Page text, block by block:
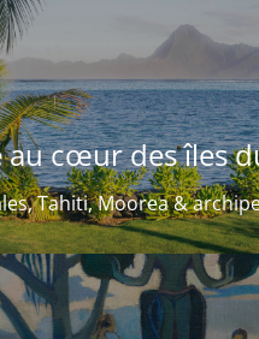
au cœur des îles
Tahiti, Moorea &